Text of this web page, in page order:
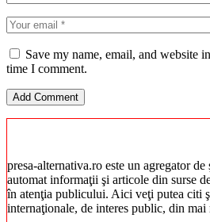
Save my name, email, and website
time I comment.
presa-alternativa.ro este un agregator
automat informaţii şi articole din surse
în atenţia publicului. Aici veţi putea citi
internaţionale, de interes public, din